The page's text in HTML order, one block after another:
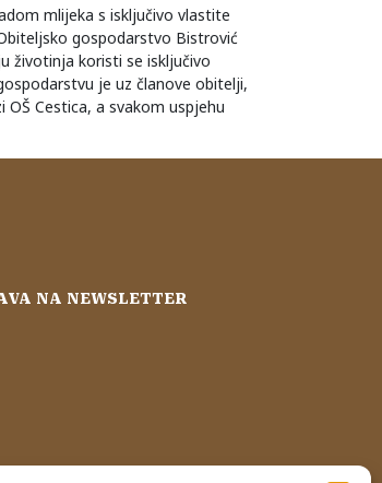
mlijeka s isključivo vlastite
gospodarstvo Bistrović
životinja koristi se isključivo
je uz članove obitelji,
Cestica, a svakom uspjehu
NA NEWSLETTER